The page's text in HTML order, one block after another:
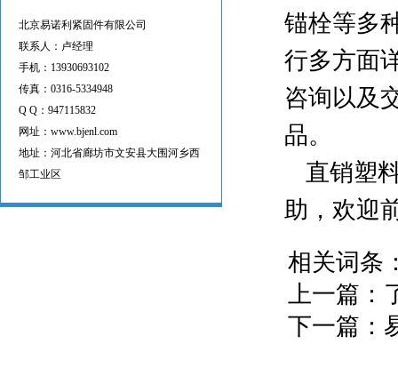
锚栓等多
行多方面
咨询以及
品。
直销塑
助，欢迎
相关词条
上一篇：
下一篇：
北京易诺利紧固件有限公司
联系人：卢经理
手机：13930693102
传真：0316-5334948
Q Q：947115832
网址：www.bjenl.com
地址：河北省廊坊市文安县大围河乡西
邹工业区